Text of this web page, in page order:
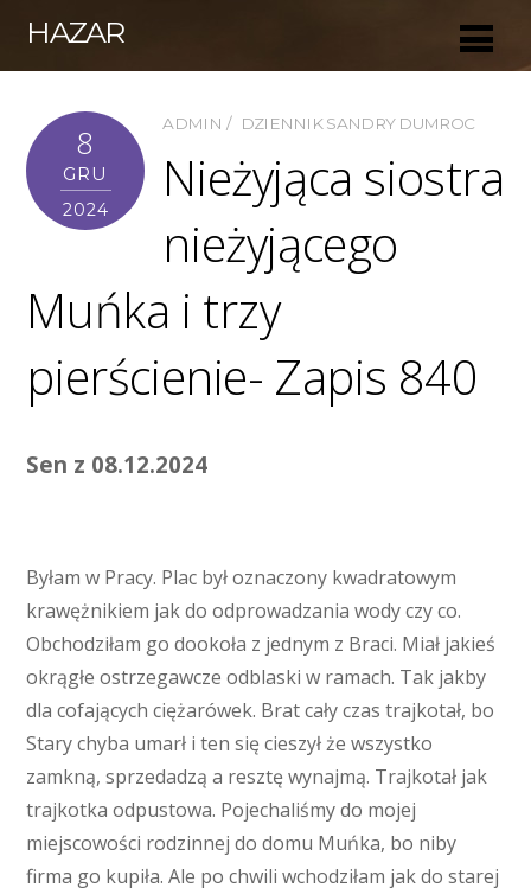
HAZAR
8
GRU
2024
ADMIN DZIENNIK SANDRY DUMROC
Nieżyjąca siostra
nieżyjącego
Muńka i trzy
pierścienie- Zapis 840
Sen z 08.12.2024
Byłam w Pracy. Plac był oznaczony kwadratowym
krawężnikiem jak do odprowadzania wody czy co.
Obchodziłam go dookoła z jednym z Braci. Miał jakieś
okrągłe ostrzegawcze odblaski w ramach. Tak jakby
dla cofających ciężarówek. Brat cały czas trajkotał, bo
Stary chyba umarł i ten się cieszył że wszystko
zamkną, sprzedadzą a resztę wynajmą. Trajkotał jak
trajkotka odpustowa. Pojechaliśmy do mojej
miejscowości rodzinnej do domu Muńka, bo niby
firma go kupiła. Ale po chwili wchodziłam jak do starej